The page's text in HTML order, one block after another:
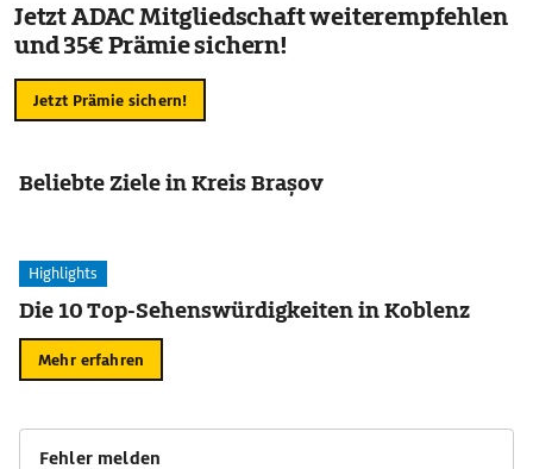
Jetzt ADAC Mitgliedschaft weiterempfehlen
und 35€ Prämie sichern!
Jetzt Prämie sichern!
Beliebte Ziele in Kreis Brașov
Highlights
Die 10 Top-Sehenswürdigkeiten in Koblenz
Mehr erfahren
Fehler melden